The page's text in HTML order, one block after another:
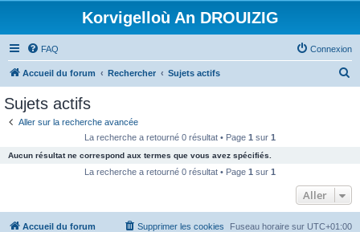
Korvigelloù An DROUIZIG
FAQ Connexion
Accueil du forum Rechercher Sujets actifs
c
e
Sujets actifs
Aller sur la recherche avancée
La recherche a retourné 0 résultat • Page 1 sur 1
Aucun résultat ne correspond aux termes que vous avez spécifiés.
La recherche a retourné 0 résultat • Page 1 sur 1
Aller
Accueil du forum Fuseau horaire sur UTC+01:00
Supprimer les cookies